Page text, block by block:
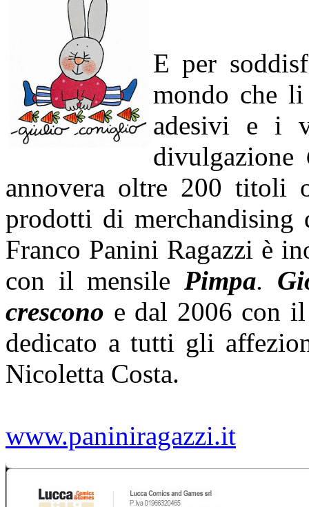
E per
mondo che
adesivi e i
divulgazione
annovera oltre 200 titoli
prodotti di
Franco Panini Ragazzi è
con il mensile Pimpa.
crescono e dal 2006 con
dedicato a tutti gli
Nicoletta Costa.
www.paniniragazzi.it